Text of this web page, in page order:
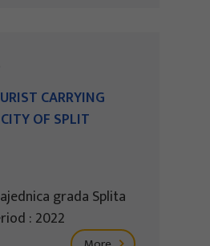
CARRYING
OF SPLIT
grada Splita
: 2022